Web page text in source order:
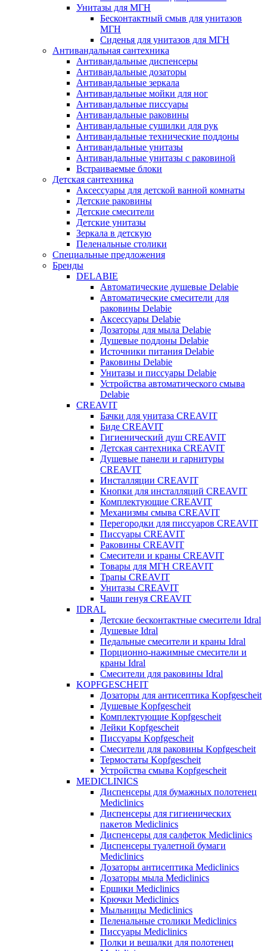
Унитазы для МГН
Бесконтактный смыв для унитазов
МГН
Сиденья для унитазов для МГН
Антивандальная сантехника
Антивандальные диспенсеры
Антивандальные дозаторы
Антивандальные зеркала
Антивандальные мойки для ног
Антивандальные писсуары
Антивандальные раковины
Антивандальные сушилки для рук
Антивандальные технические поддоны
Антивандальные унитазы
Антивандальные унитазы с раковиной
Встраиваемые блоки
Детская сантехника
Аксессуары для детской ванной комнаты
Детские раковины
Детские смесители
Детские унитазы
Зеркала в детскую
Пеленальные столики
Специальные предложения
Бренды
DELABIE
Автоматические душевые Delabie
Автоматические смесители для
раковины Delabie
Аксессуары Delabie
Дозаторы для мыла Delabie
Душевые поддоны Delabie
Источники питания Delabie
Раковины Delabie
Унитазы и писсуары Delabie
Устройства автоматического смыва
Delabie
CREAVIT
Бачки для унитаза CREAVIT
Биде CREAVIT
Гигиенический душ CREAVIT
Детская сантехника CREAVIT
Душевые панели и гарнитуры
CREAVIT
Инсталляции CREAVIT
Кнопки для инсталляций CREAVIT
Комплектующие CREAVIT
Механизмы смыва CREAVIT
Перегородки для писсуаров CREAVIT
Писсуары CREAVIT
Раковины CREAVIT
Смесители и краны CREAVIT
Товары для МГН CREAVIT
Трапы CREAVIT
Унитазы CREAVIT
Чаши генуя CREAVIT
IDRAL
Детские бесконтактные смесители Idral
Душевые Idral
Педальные смесители и краны Idral
Порционно-нажимные смесители и
краны Idral
Смеcители для раковины Idral
KOPFGESCHEIT
Дозаторы для антисептика Kopfgescheit
Душевые Kopfgescheit
Комплектующие Kopfgescheit
Лейки Kopfgescheit
Писсуары Kopfgescheit
Смесители для раковины Kopfgescheit
Термостаты Kopfgescheit
Устройства смыва Kopfgescheit
MEDICLINICS
Диспенсеры для бумажных полотенец
Mediclinics
Диспенсеры для гигиенических
пакетов Mediclinics
Диспенсеры для салфеток Mediclinics
Диспенсеры туалетной бумаги
Mediclinics
Дозаторы антисептика Mediclinics
Дозаторы мыла Mediclinics
Ершики Mediclinics
Крючки Mediclinics
Мыльницы Mediclinics
Пеленальные столики Mediclinics
Писсуары Mediclinics
Полки и вешалки для полотенец